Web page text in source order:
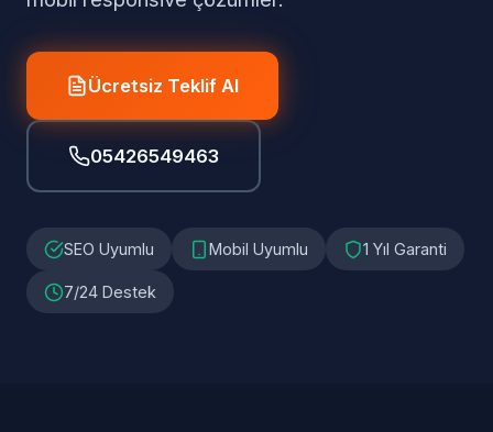
Ücretsiz Teklif Al
05426549463
SEO Uyumlu Mobil Uyumlu 1 Yıl Garanti
7/24 Destek